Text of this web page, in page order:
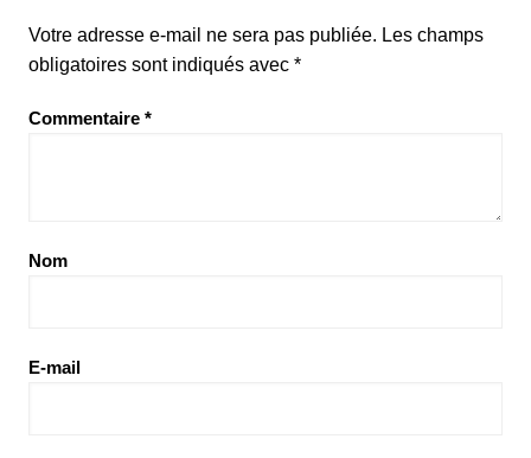
Votre adresse e-mail ne sera pas publiée. Les champs
obligatoires sont indiqués avec *
Commentaire *
Nom
E-mail